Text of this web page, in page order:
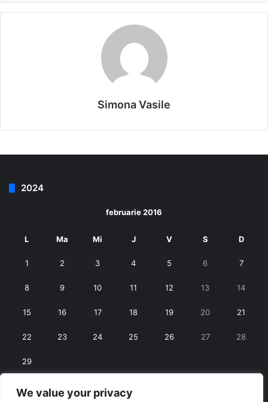
We value your privacy
Simona Vasile
2024
februarie 2016
L Ma Mi J V S D
1 2 3 4 5 6 7
8 9 10 11 12 13 14
15 16 17 18 19 20 21
22 23 24 25 26 27 28
29
« ian. mart. »